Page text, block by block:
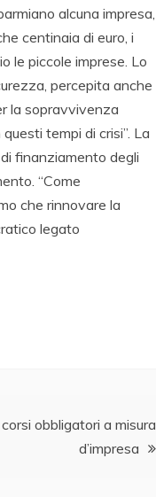
alcuna impresa,
centinaia di euro, i
le piccole imprese. Lo
percepita anche
la sopravvivenza
tempi di crisi”. La
finanziamento degli
“Come
che rinnovare la
legato
obbligatori a misura
d’impresa